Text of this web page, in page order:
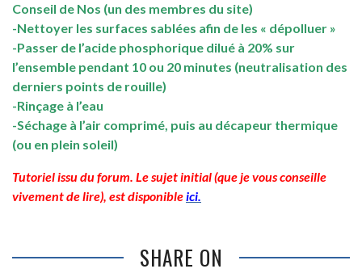
Conseil de Nos (un des membres du site)
-Nettoyer les surfaces sablées afin de les « dépolluer »
-Passer de l’acide phosphorique dilué à 20% sur
l’ensemble pendant 10 ou 20 minutes (neutralisation des
derniers points de rouille)
-Rinçage à l’eau
-Séchage à l’air comprimé, puis au décapeur thermique
(ou en plein soleil)
Tutoriel issu du forum. Le sujet initial (que je vous conseille
vivement de lire), est disponibleici.
SHARE ON